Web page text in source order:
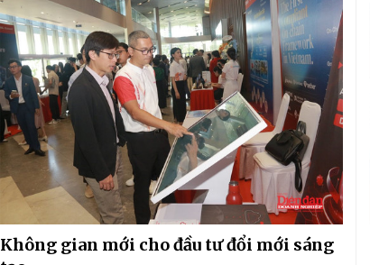
Không gian mới cho đầu tư đổi mới sáng